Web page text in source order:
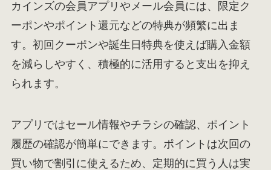
カインズの会員アプリやメール会員には、限定ク
ーポンやポイント還元などの特典が頻繁に出ま
す。初回クーポンや誕生日特典を使えば購入金額
を減らしやすく、積極的に活用すると支出を抑え
られます。
アプリではセール情報やチラシの確認、ポイント
履歴の確認が簡単にできます。ポイントは次回の
買い物で割引に使えるため、定期的に買う人は実